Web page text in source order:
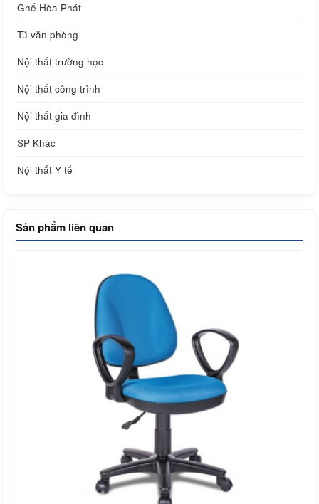
Ghế Hòa Phát
Tủ văn phòng
Nội thất trường học
Nội thất công trình
Nội thất gia đình
SP Khác
Nội thất Y tế
Sản phẩm liên quan